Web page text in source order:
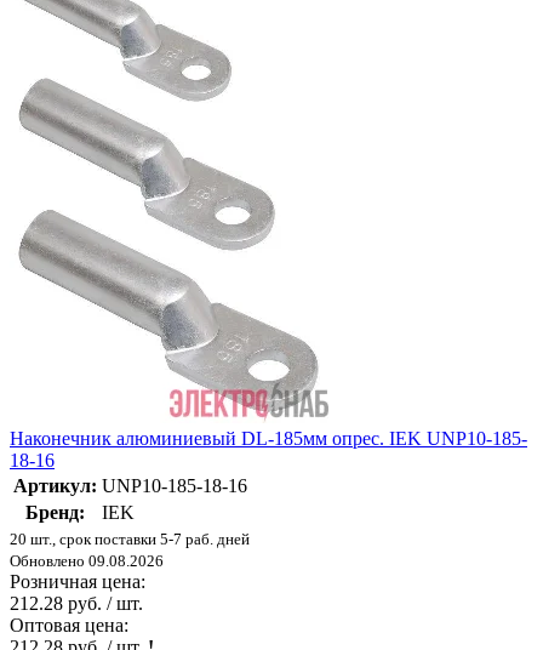
Наконечник алюминиевый DL-185мм опрес. IEK UNP10-185-
18-16
Артикул: UNP10-185-18-16
Бренд:
IEK
20 шт., срок поставки 5-7 раб. дней
Обновлено 09.08.2026
Розничная цена:
212.28 руб. / шт.
Оптовая цена: